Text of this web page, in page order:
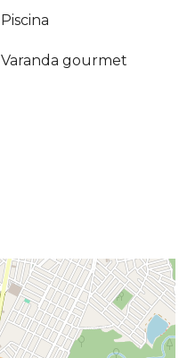
Piscina
Varanda gourmet